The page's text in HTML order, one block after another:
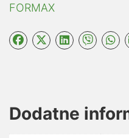
0.22mm
FORMAX
Dodatne